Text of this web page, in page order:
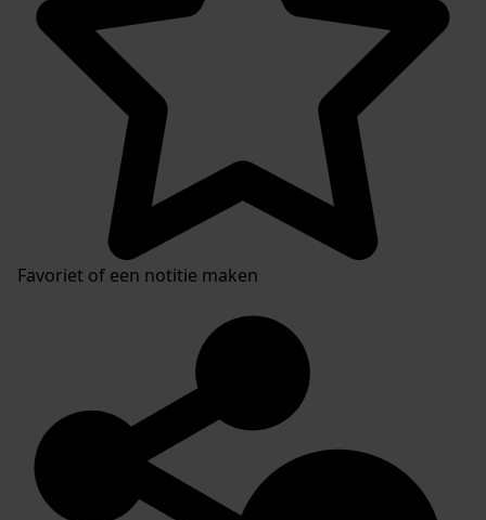
Favoriet of een notitie maken